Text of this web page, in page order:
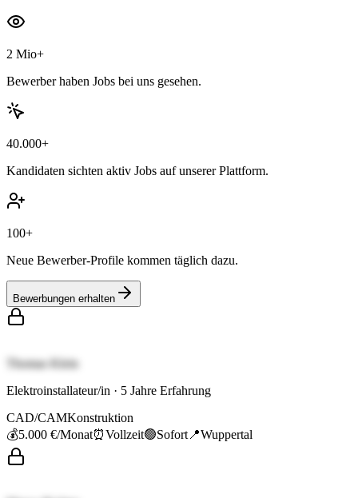
2 Mio+
Bewerber haben Jobs bei uns gesehen.
40.000+
Kandidaten sichten aktiv Jobs auf unserer Plattform.
100+
Neue Bewerber-Profile kommen täglich dazu.
Bewerbungen erhalten
Thomas Klein
Elektroinstallateur/in · 5 Jahre Erfahrung
CAD/CAMKonstruktion
💰5.000 €/Monat⏰Vollzeit🟢Sofort 📍Wuppertal